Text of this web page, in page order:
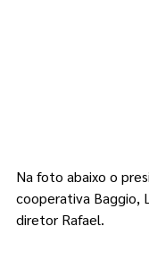
Na foto abaixo o
cooperativa Baggio,
diretor Rafael.